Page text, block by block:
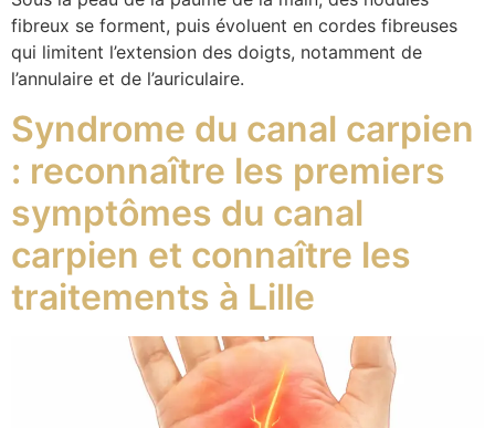
fibreux se forment, puis évoluent en cordes fibreuses
qui limitent l’extension des doigts, notamment de
l’annulaire et de l’auriculaire.
Syndrome du canal carpien
: reconnaître les premiers
symptômes du canal
carpien et connaître les
traitements à Lille